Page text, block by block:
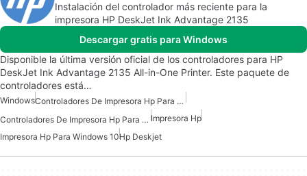
Instalación del controlador más reciente para la
impresora HP DeskJet Ink Advantage 2135
Descargar gratis para Windows
Disponible la última versión oficial de los controladores para HP
DeskJet Ink Advantage 2135 All-in-One Printer. Este paquete de
controladores está…
Windows
Controladores De Impresora Hp Para Windows 10
Controladores De Impresora Hp Para Windows 7 Impresora Hp
Impresora Hp Para Windows 10Hp Deskjet